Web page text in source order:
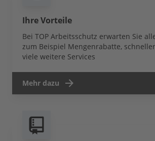
Ihre Vorteile
Bei TOP Arbeitsschutz erwarten Sie
zum Beispiel Mengenrabatte,
viele weitere Services
Mehr dazu